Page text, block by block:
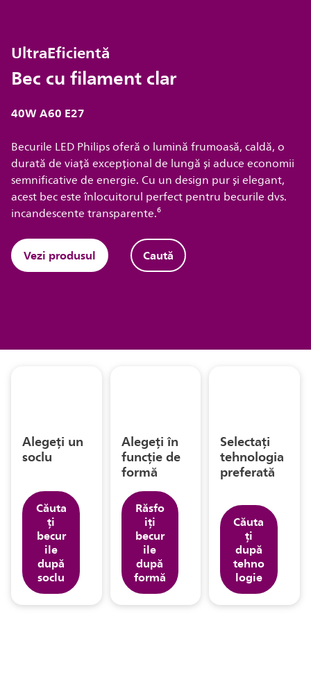
UltraEficientă
Bec cu filament clar
40W A60 E27
Becurile LED Philips oferă o lumină frumoasă, caldă, o
durată de viață excepțional de lungă și aduce economii
semnificative de energie. Cu un design pur și elegant,
acest bec este înlocuitorul perfect pentru becurile dvs.
incandescente transparente.⁶
Vezi produsul Caută
Alegeți un
soclu
Căuta
ți
becur
ile
după
soclu
Alegeți în
funcție de
formă
Răsfo
iți
becur
ile
după
formă
Selectați
tehnologia
preferată
Căuta
ți
după
tehno
logie